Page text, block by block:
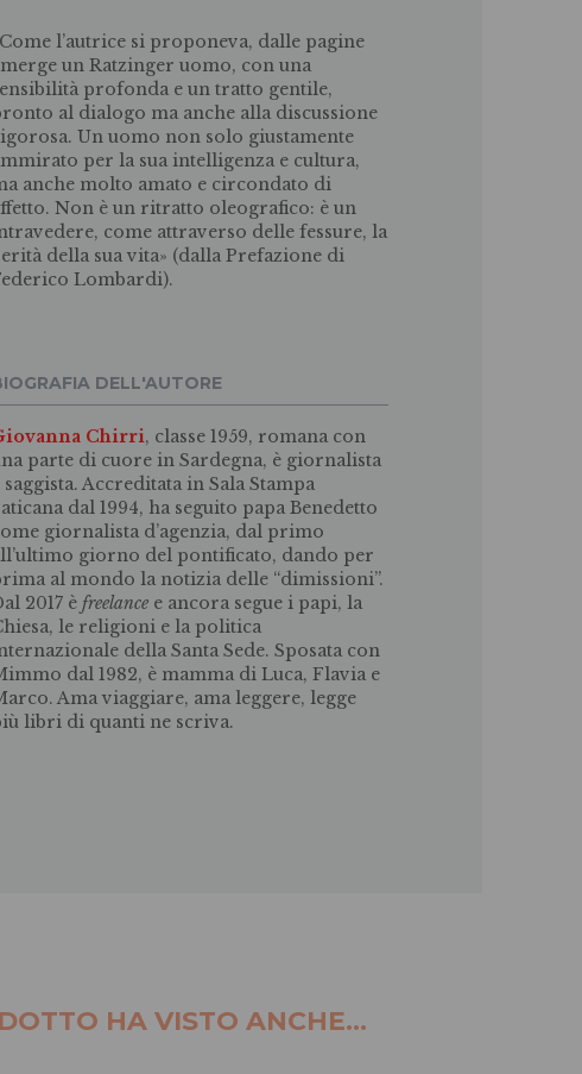
l’autrice si proponeva, dalle pagine
un Ratzinger uomo, con una
profonda e un tratto gentile,
al dialogo ma anche alla discussione
Un uomo non solo giustamente
per la sua intelligenza e cultura,
anche molto amato e circondato di
Non è un ritratto oleografico: è un
come attraverso delle fessure, la
della sua vita» (dalla Prefazione di
Lombardi).
DELL'AUTORE
Chirri, classe 1959, romana con
parte di cuore in Sardegna, è giornalista
saggista. Accreditata in Sala Stampa
dal 1994, ha seguito papa Benedetto
giornalista d’agenzia, dal primo
giorno del pontificato, dando per
al mondo la notizia delle “dimissioni”.
2017 èfreelance e ancora segue i papi, la
le religioni e la politica
della Santa Sede. Sposata con
dal 1982, è mamma di Luca, Flavia e
Ama viaggiare, ama leggere, legge
libri di quanti ne scriva.
HA VISTO ANCHE...